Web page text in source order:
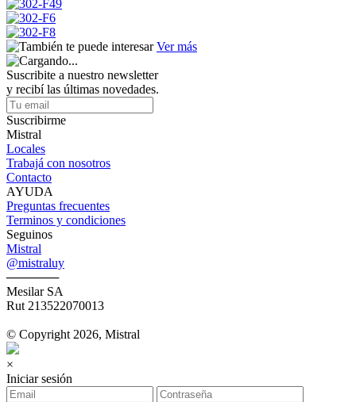
Ver más
Suscribite a nuestro newsletter
y recibí las últimas novedades.
Suscribirme
Mistral
Locales
Trabajá con nosotros
Contacto
AYUDA
Preguntas frecuentes
Terminos y condiciones
Seguinos
Mistral
@mistraluy
──────
Mesilar SA
Rut 213522070013
© Copyright 2026, Mistral
×
Iniciar sesión